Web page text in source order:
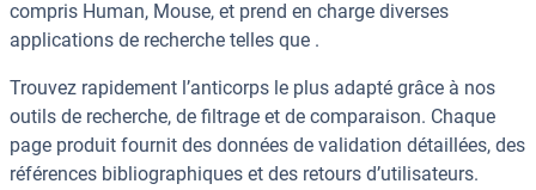
compris Human, Mouse, et prend en charge diverses
applications de recherche telles que .
Trouvez rapidement l’anticorps le plus adapté grâce à nos
outils de recherche, de filtrage et de comparaison. Chaque
page produit fournit des données de validation détaillées, des
références bibliographiques et des retours d’utilisateurs.